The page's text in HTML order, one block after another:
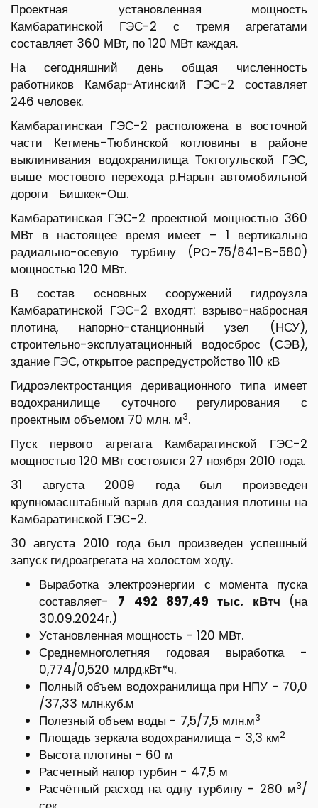
Проектная установленная мощность
Камбаратинской ГЭС-2 с тремя агрегатами
составляет 360 МВт, по 120 МВт каждая.
На сегодняшний день общая численность
работников Камбар-Атинский ГЭС-2 составляет
246 человек.
Камбаратинская ГЭС-2 расположена в восточной
части Кетмень-Тюбинской котловины в районе
выклинивания водохранилища Токтогульской ГЭС,
выше мостового перехода р.Нарын автомобильной
дороги Бишкек-Ош.
Камбаратинская ГЭС-2 проектной мощностью 360
МВт в настоящее время имеет – 1 вертикально
радиально-осевую турбину (РО-75/841-В-580)
мощностью 120 МВт.
В состав основных сооружений гидроузла
Камбаратинской ГЭС-2 входят: взрыво-набросная
плотина, напорно-станционный узел (НСУ),
строительно-эксплуатационный водосброс (СЭВ),
здание ГЭС, открытое распредустройство 110 кВ
Гидроэлектростанция деривационного типа имеет
водохранилище суточного регулирования с
проектным объемом 70 млн. м3.
Пуск первого агрегата Камбаратинской ГЭС-2
мощностью 120 МВт состоялся 27 ноября 2010 года.
31 августа 2009 года был произведен
крупномасштабный взрыв для создания плотины на
Камбаратинской ГЭС-2.
30 августа 2010 года был произведен успешный
запуск гидроагрегата на холостом ходу.
Выработка электроэнергии с момента пуска
составляет- 7 492 897,49 тыс. кВтч (на
30.09.2024г.)
Установленная мощность - 120 МВт.
Среднемноголетняя годовая выработка -
0,774/0,520 млрд.кВт*ч.
Полный объем водохранилища при НПУ - 70,0
/37,33 млн.куб.м
Полезный объем воды - 7,5/7,5 млн.м3
Площадь зеркала водохранилища - 3,3 км2
Высота плотины - 60 м
Расчетный напор турбин - 47,5 м
Расчётный расход на одну турбину - 280 м3/